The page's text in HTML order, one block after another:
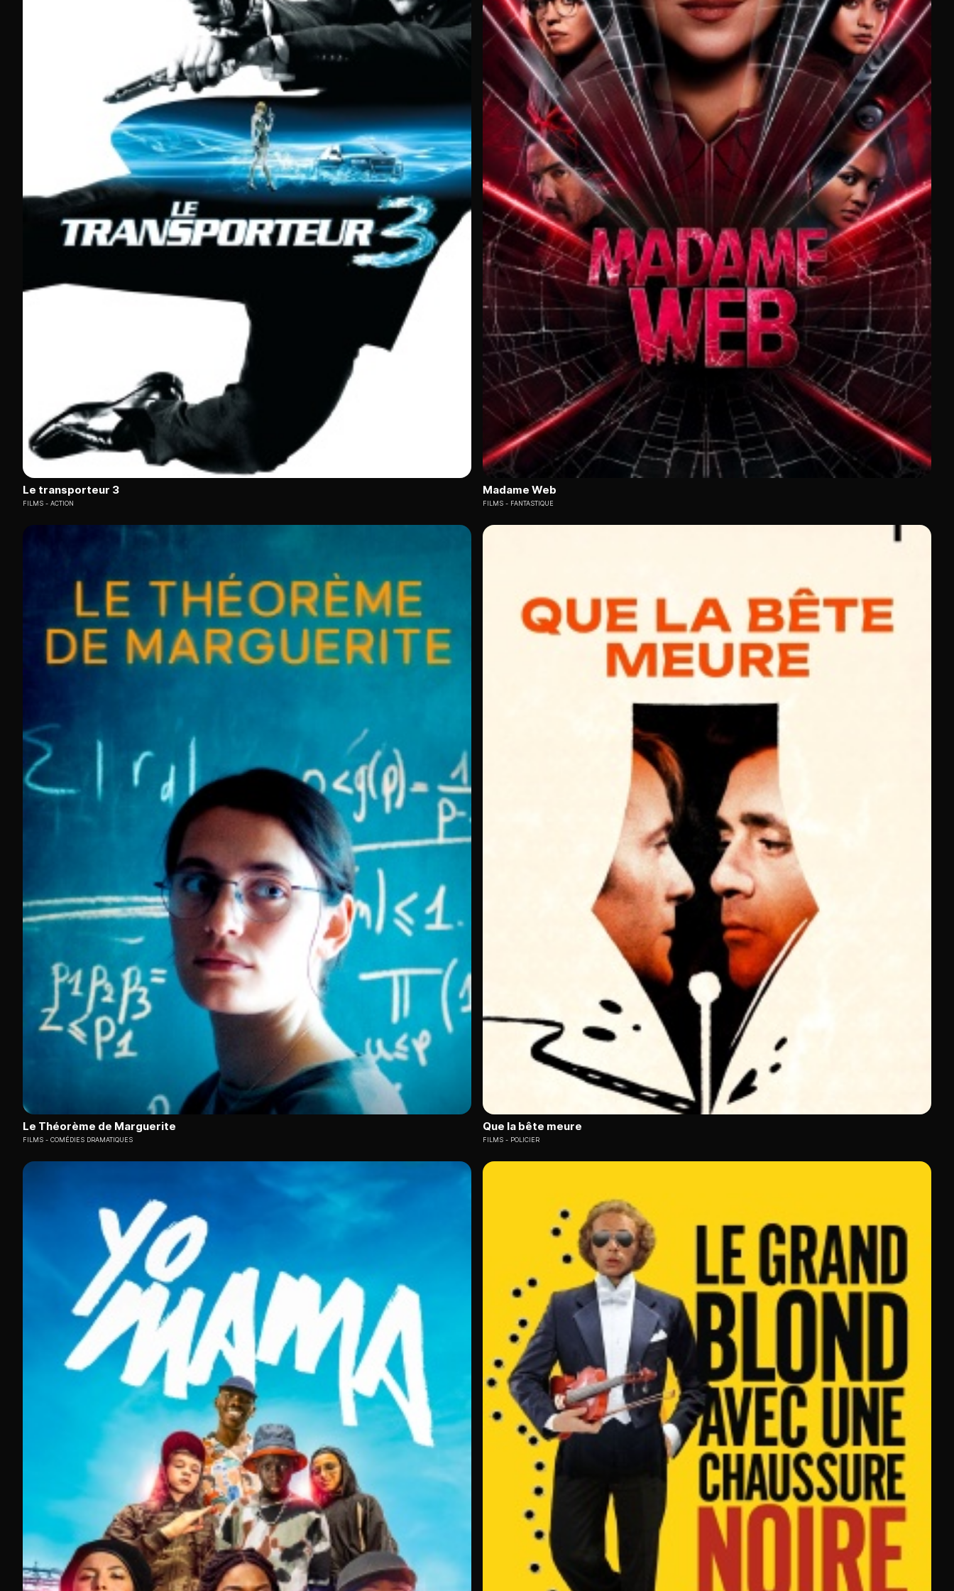
Nouveautés 2025 et meilleurs films en streaming complet HD
Films récemment sortis en HD complet
Les récentes sorties cinématographiques enrichissent régulièrement le catalogue Molotov avec des titres en haute définition. Parmi les ajouts marquants de la fin d'année 2025,
retrouvez le thriller M3GAN, « Les évadés » sur 6ter ou encore « Shutter Island » de Martin Scorsese, disponible sur OCS.
Ces nouveaux films en streaming s'accompagnent de classiques rediffusés comme « Les affranchis » sur CINE+ Festival et « Interstellar » sur CINE+ Frisson.La programmation de
films en streaming s'étend des blockbusters contemporains aux œuvres d'auteurs, garantissant une diversité adaptée à tous les profils de spectateurs.
Chaîne Durée
M3GAN 1h42
Shutter Island OCS 2h18
Interstellar CINE+ Frisson 2h49
Meilleurs films Canal Plus et France TV en replay
programmation cinématographique de Canal Plus et France TV accessible via Molotov offre une richesse incomparable en replay, avec le meilleur du cinéma sans publicité.
Ces deux diffuseurs proposent des films d'auteur, des productions françaises primées et des créations internationales soigneusement sélectionnées.
France TV se distingue par ses documentaires culturels et ses films patrimoniaux français, tandis que Canal Plus mise sur des productions récentes et des œuvres de réalisateurs
reconnus.
L'avantage du replay sur Molotov réside dans la possibilité de visionner ces films en streaming premium plusieurs jours après leur diffusion initiale
. Vous accédez ainsi
aux choix éditoriaux pointus de ces chaînes de référence, véritables prescripteurs du cinéma français et international.
Les meilleurs sites de streaming gratuits sans inscription en 2025
disponibilité des contenus en VF et VOSTFR
Les catalogues varient considérablement selon vos besoins. Vous connaissez évidemment déjà nos concurrents. Mais parmi ces options,
Molotov reste la meilleure plateforme
de films en streaming françaisgrâce à son interface intuitive et son catalogue constamment renouvelé.
Le transporteur 3
FILMS ACTION
Madame Web
FILMS FANTASTIQUE
Le Théorème de Marguerite
FILMS COMÉDIES DRAMATIQUES
Que la bête meure
FILMS POLICIER